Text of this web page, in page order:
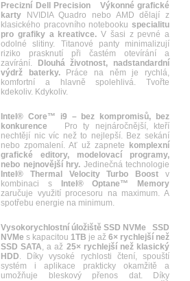
Precizní Dell Precision
Výkonné grafické
karty NVIDIA Quadro nebo AMD dělají z
klasického pracovního notebooku specialitu
pro grafiky a kreativce. V šasi z pevné a
odolné slitiny. Titanové panty minimalizují
riziko prasknutí při častém otevírání a
zavírání.
Dlouhá životnost, nadstandardní
výdrž baterky.Práce na něm je rychlá,
komfortní a hlavně spolehlivá. Tvořte
kdekoliv. Kdykoliv.
Intel® Core™ i9 – bez kompromisů, bez
konkurence Pro ty nejnáročnější, kteří
nechtějí nic víc než to nejlepší. Bez sekání
nebo zpomalení. Ať už zapnete
komplexní
grafické editory, modelovací programy,
nebo nejnovější hry. Jedinečná technologie
Intel® Thermal Velocity Turbo Boost v
kombinaci s
Intel® Optane™ Memory
zaručuje využití procesoru na maximum. A
spotřebu energie na minimum.
Vysokorychlostní úložiště SSD NVMe
SSD
NVMe s kapacitou 1TB je až 6× rychlejší než
SSD SATA, a až 25× rychlejší než klasický
HDD. Díky vysoké rychlosti čtení, spouští
systém i aplikace prakticky okamžitě a
umožňuje bleskový přenos dat. Díky